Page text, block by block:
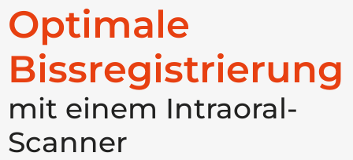
Optimale
Bissregistrierung
mit einem Intraoral-
Scanner